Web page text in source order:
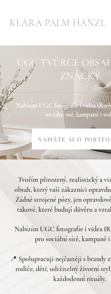
KLÁRA PALM HANZL
UGC TVŮRCE
ZNAČKY
Nabízím UGC fotografie i videa
sociální sítě, kampaně i
NAPIŠTE SI O
Tvořím přirozený, realistický a
obsah, který vaši zákazníci
Žádné strojené pózy, jen
takové, které budují důvěru a
Nabízím UGC fotografie i videa
pro sociální sítě, kampaně i
📍 Spolupracuji nejčastěji s brandy
rodiče, děti, udržitelný životní
každodenní rituály.